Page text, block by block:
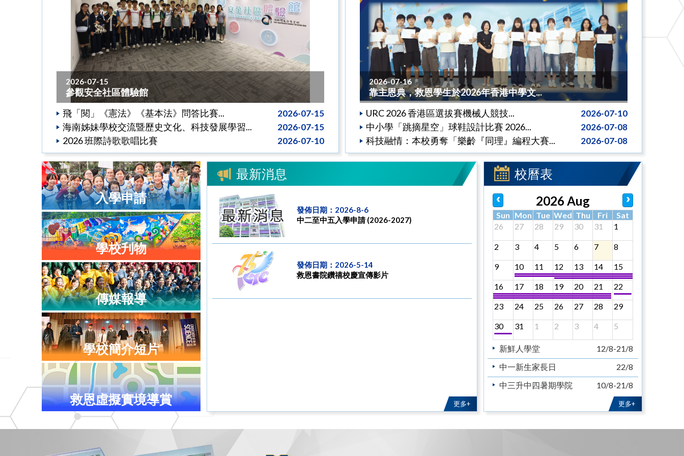
2026-07-15
參觀安全社區體驗館
2026-07-15
飛「閱」《憲法》《基本法》問答比賽...
2026-07-15
海南姊妹學校交流暨歷史文化、科技發展學習...
2026-07-10
2026 班際詩歌歌唱比賽
2026-07-16
靠主恩典，救恩學生於2026年香港中學文...
2026-07-10
URC 2026 香港區選拔賽機械人競技...
2026-07-08
中小學「跳摘星空」球鞋設計比賽 2026...
2026-07-08
科技融情：本校勇奪「樂齡『同理』編程大賽...
入學申請
學校刋物
傳媒報導
學校簡介短片
救恩虛擬實境導賞
最新消息
發佈日期：2026-8-6
中二至中五入學申請 (2026-2027)
發佈日期：2026-5-14
救恩書院鑽禧校慶宣傳影片
更多+
校曆表
2026 Aug
Sun Mon Tue Wed Thu Fri
Sat
26
27 28 29 30 31 1
2 3 4 5 6 7 8
9 10 11 12 13 14 15
16 17 18 19 20 21 22
23 24 25 26 27 28 29
30 31 1 2 3 4 5
新鮮人學堂
12/8-21/8
中一新生家長日
22/8
中三升中四暑期學院
10/8-21/8
10/8-21/8
更多+